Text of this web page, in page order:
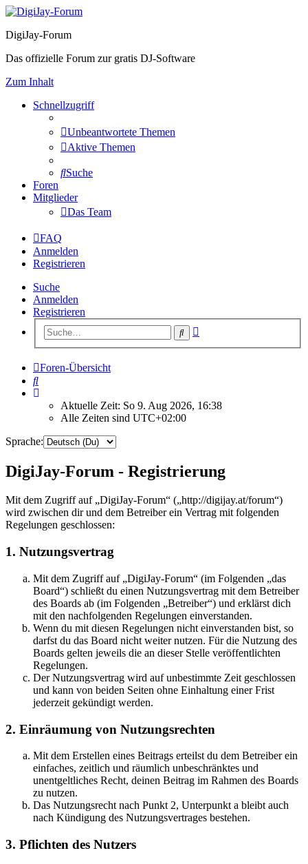
DigiJay-Forum
Das offizielle Forum zur gratis DJ-Software
Zum Inhalt
Schnellzugriff
Unbeantwortete Themen
Aktive Themen
Suche
Foren
Mitglieder
Das Team
FAQ
Anmelden
Registrieren
Suche
Anmelden
Registrieren
Suche
Foren-Übersicht
Suche
Aktuelle Zeit: So 9. Aug 2026, 16:38
Alle Zeiten sind UTC+02:00
Sprache:
DigiJay-Forum - Registrierung
Mit dem Zugriff auf „DigiJay-Forum“ („http://digijay.at/forum“)
wird zwischen dir und dem Betreiber ein Vertrag mit folgenden
Regelungen geschlossen:
1. Nutzungsvertrag
Mit dem Zugriff auf „DigiJay-Forum“ (im Folgenden „das
Board“) schließt du einen Nutzungsvertrag mit dem Betreiber
des Boards ab (im Folgenden „Betreiber“) und erklärst dich
mit den nachfolgenden Regelungen einverstanden.
Wenn du mit diesen Regelungen nicht einverstanden bist, so
darfst du das Board nicht weiter nutzen. Für die Nutzung des
Boards gelten jeweils die an dieser Stelle veröffentlichten
Regelungen.
Der Nutzungsvertrag wird auf unbestimmte Zeit geschlossen
und kann von beiden Seiten ohne Einhaltung einer Frist
jederzeit gekündigt werden.
2. Einräumung von Nutzungsrechten
Mit dem Erstellen eines Beitrags erteilst du dem Betreiber ein
einfaches, zeitlich und räumlich unbeschränktes und
unentgeltliches Recht, deinen Beitrag im Rahmen des Boards
zu nutzen.
Das Nutzungsrecht nach Punkt 2, Unterpunkt a bleibt auch
nach Kündigung des Nutzungsvertrages bestehen.
3. Pflichten des Nutzers